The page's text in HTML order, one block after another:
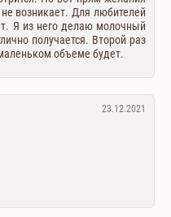
возникает. Для любителей
Я из него делаю молочный
получается. Второй раз
объеме будет.
23.12.2021